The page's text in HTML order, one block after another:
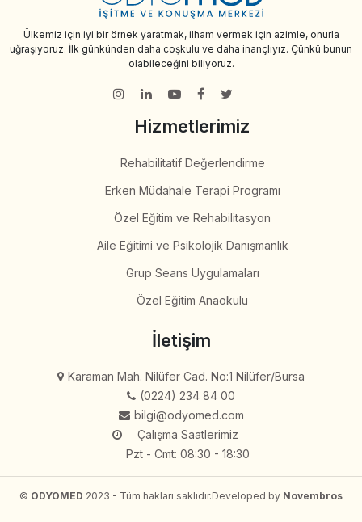
Ülkemiz için iyi bir örnek yaratmak, ilham vermek için azimle, onurla
uğraşıyoruz. İlk günkünden daha coşkulu ve daha inançlıyız. Çünkü bunun
olabileceğini biliyoruz.
Hizmetlerimiz
Rehabilitatif Değerlendirme
Erken Müdahale Terapi Programı
Özel Eğitim ve Rehabilitasyon
Aile Eğitimi ve Psikolojik Danışmanlık
Grup Seans Uygulamaları
Özel Eğitim Anaokulu
İletişim
Karaman Mah. Nilüfer Cad. No:1 Nilüfer/Bursa
(0224) 234 84 00
bilgi@odyomed.com
Çalışma Saatlerimiz
Pzt - Cmt: 08:30 - 18:30
© ODYOMED 2023 - Tüm hakları saklıdır.Developed by Novembros